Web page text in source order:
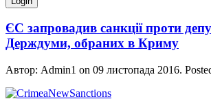
ЄС запровадив санкції проти
Держдуми, обраних в Криму
Автор: Admin1 on 09 листопада 2016.